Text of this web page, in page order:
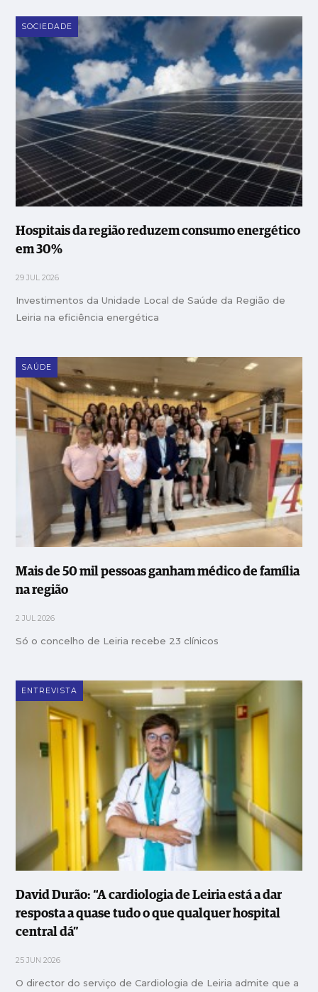
SOCIEDADE
Hospitais da região reduzem consumo energético
em 30%
29 JUL 2026
Investimentos da Unidade Local de Saúde da Região de
Leiria na eficiência energética
SAÚDE
Mais de 50 mil pessoas ganham médico de família
na região
2 JUL 2026
Só o concelho de Leiria recebe 23 clínicos
ENTREVISTA
David Durão: “A cardiologia de Leiria está a dar
resposta a quase tudo o que qualquer hospital
central dá”
25 JUN 2026
O director do serviço de Cardiologia de Leiria admite que a